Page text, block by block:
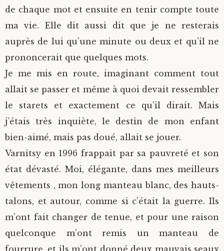
de chaque mot et ensuite en tenir compte toute
ma vie. Elle dit aussi dit que je ne resterais
auprès de lui qu’une minute ou deux et qu’il ne
prononcerait que quelques mots.
Je me mis en route, imaginant comment tout
allait se passer et même à quoi devait ressembler
le starets et exactement ce qu’il dirait. Mais
j’étais très inquiète, le destin de mon enfant
bien-aimé, mais pas doué, allait se jouer.
Varnitsy en 1996 frappait par sa pauvreté et son
état dévasté. Moi, élégante, dans mes meilleurs
vêtements , mon long manteau blanc, des hauts-
talons, et autour, comme si c’était la guerre. Ils
m’ont fait changer de tenue, et pour une raison
quelconque m’ont remis un manteau de